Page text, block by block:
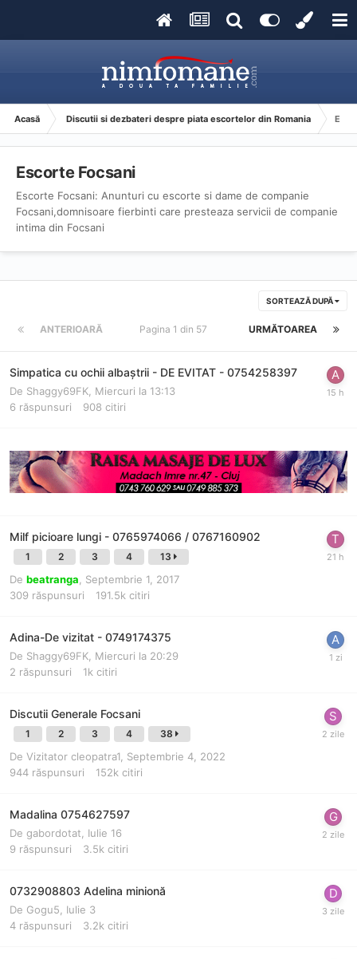
Acasă Discutii si dezbateri despre piata escortelor din Romania
Escorte Focsani
Escorte Focsani: Anunturi cu escorte si dame de companie
Focsani,domnisoare fierbinti care presteaza servicii de companie
intima din Focsani
SORTEAZĂ DUPĂ
ANTERIOARĂ URMĂTOAREA
Pagina 1 din 57
Simpatica cu ochii albaștrii - DE EVITAT - 0754258397
De Shaggy69FK Miercuri la 13:13
6 răspunsuri 908 citiri
Milf picioare lungi - 0765974066 / 0767160902
1 2 3 4 13
De beatranga
Septembrie 1, 2017
309 răspunsuri 191.5k citiri
Adina-De vizitat - 0749174375
De Shaggy69FK Miercuri la 20:29
2 răspunsuri 1k citiri
Discutii Generale Focsani
1 2 3 4 38
De Vizitator cleopatra1, Septembrie 4, 2022
944 răspunsuri 152k citiri
Madalina 0754627597
De gabordotat
Iulie 16
9 răspunsuri 3.5k citiri
0732908803 Adelina minionă
De Gogu5
Iulie 3
4 răspunsuri 3.2k citiri